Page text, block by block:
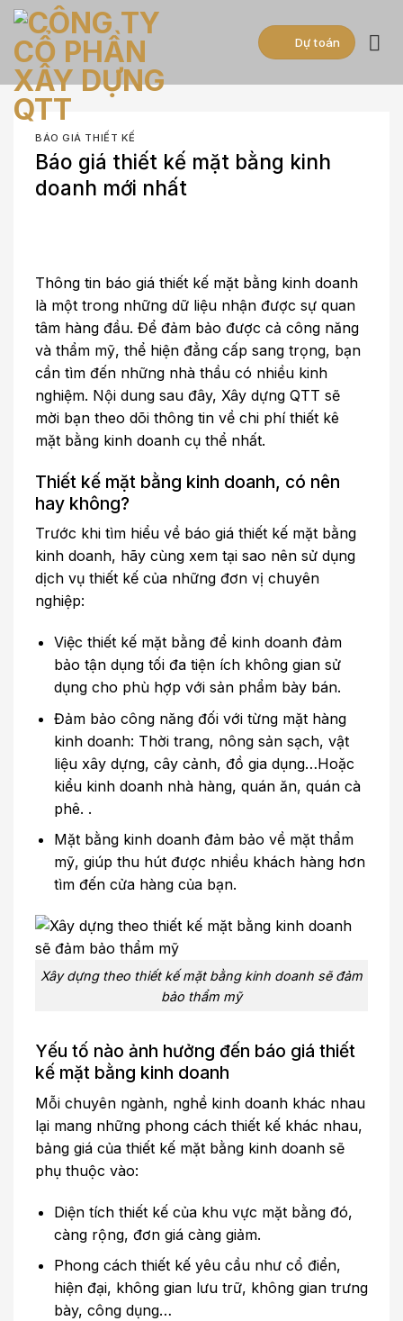
Skip
content
Dự toán
BÁO GIÁ THIẾT KẾ
Báo giá thiết kế mặt bằng kinh
doanh mới nhất
Thông tin báo giá thiết kế mặt bằng kinh doanh
là một trong những dữ liệu nhận được sự quan
tâm hàng đầu. Để đảm bảo được cả công năng
và thẩm mỹ, thể hiện đẳng cấp sang trọng, bạn
cần tìm đến những nhà thầu có nhiều kinh
nghiệm. Nội dung sau đây, Xây dựng QTT sẽ
mời bạn theo dõi thông tin về chi phí thiết kê
mặt bằng kinh doanh cụ thể nhất.
Thiết kế mặt bằng kinh doanh, có nên
hay không?
Trước khi tìm hiểu về báo giá thiết kế mặt bằng
kinh doanh, hãy cùng xem tại sao nên sử dụng
dịch vụ thiết kế của những đơn vị chuyên
nghiệp:
Việc thiết kế mặt bằng để kinh doanh đảm
bảo tận dụng tối đa tiện ích không gian sử
dụng cho phù hợp với sản phẩm bày bán.
Đảm bảo công năng đối với từng mặt hàng
kinh doanh: Thời trang, nông sản sạch, vật
liệu xây dựng, cây cảnh, đồ gia dụng…Hoặc
kiểu kinh doanh nhà hàng, quán ăn, quán cà
phê. .
Mặt bằng kinh doanh đảm bảo về mặt thẩm
mỹ, giúp thu hút được nhiều khách hàng hơn
tìm đến cửa hàng của bạn.
Xây dựng theo thiết kế mặt bằng kinh doanh sẽ đảm
bảo thẩm mỹ
Yếu tố nào ảnh hưởng đến báo giá thiết
kế mặt bằng kinh doanh
Mỗi chuyên ngành, nghề kinh doanh khác nhau
lại mang những phong cách thiết kế khác nhau,
bảng giá của thiết kế mặt bằng kinh doanh sẽ
phụ thuộc vào:
Diện tích thiết kế của khu vực mặt bằng đó,
càng rộng, đơn giá càng giảm.
Phong cách thiết kế yêu cầu như cổ điển,
hiện đại, không gian lưu trữ, không gian trưng
bày, công dụng…